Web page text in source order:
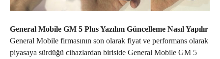
General Mobile GM 5 Plus Yazılım Güncelleme Nasıl Yapılır
General Mobile firmasının son olarak fiyat ve performans olarak
piyasaya sürdüğü cihazlardan biriside General Mobile GM 5